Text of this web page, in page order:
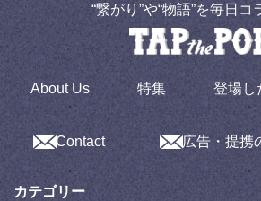
“繋がり”や“物語”を毎日コ
About Us 特集 登場し
Contact 広告・提携
カテゴリー